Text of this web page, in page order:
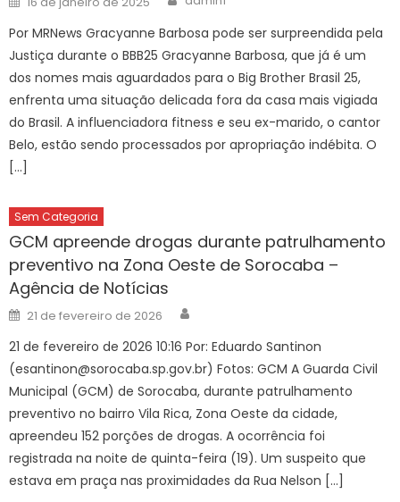
on
Por MRNews Gracyanne Barbosa pode ser surpreendida pela
Justiça durante o BBB25 Gracyanne Barbosa, que já é um
dos nomes mais aguardados para o Big Brother Brasil 25,
enfrenta uma situação delicada fora da casa mais vigiada
do Brasil. A influenciadora fitness e seu ex-marido, o cantor
Belo, estão sendo processados por apropriação indébita. O
[…]
Sem Categoria
GCM apreende drogas durante patrulhamento
preventivo na Zona Oeste de Sorocaba –
Agência de Notícias
Posted
on
21 de fevereiro de 2026
21 de fevereiro de 2026 10:16 Por: Eduardo Santinon
(esantinon@sorocaba.sp.gov.br) Fotos: GCM A Guarda Civil
Municipal (GCM) de Sorocaba, durante patrulhamento
preventivo no bairro Vila Rica, Zona Oeste da cidade,
apreendeu 152 porções de drogas. A ocorrência foi
registrada na noite de quinta-feira (19). Um suspeito que
estava em praça nas proximidades da Rua Nelson […]